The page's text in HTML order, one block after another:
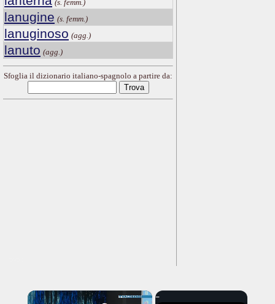
(s. femm.)
lanugine (s. femm.)
lanuginoso (agg.)
lanuto (agg.)
Sfoglia il dizionario italiano-spagnolo a partire da:
×